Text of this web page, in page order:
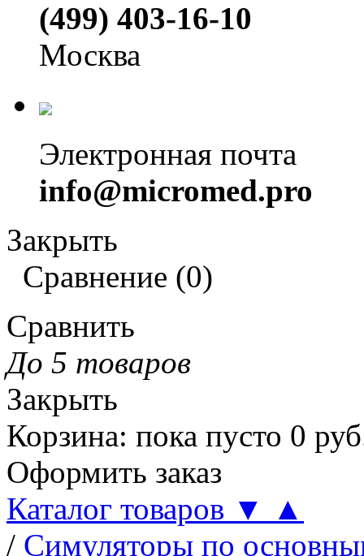
(499) 403-16-10
Москва
Электронная почта
info@micromed.pro
Закрыть
Сравнение (0)
Сравнить
До 5 товаров
Закрыть
Корзина: пока пусто 0
Оформить заказ
Каталог товаров ▼
▲
/ Симуляторы по